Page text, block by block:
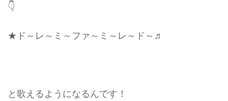
👇
★ド～レ～ミ～ファ～ミ～レ～ド～♬
と歌えるようになるんです！